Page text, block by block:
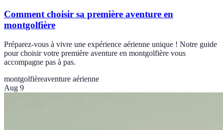
Comment choisir sa première aventure en
montgolfière
Préparez-vous à vivre une expérience aérienne unique ! Notre guide
pour choisir votre première aventure en montgolfière vous
accompagne pas à pas.
montgolfièreaventure aérienne
Aug 9